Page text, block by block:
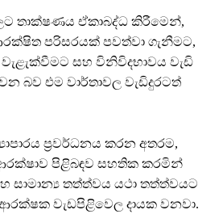
තාක්ෂණය ඒකාබද්ධ කිරීමෙන්,
පරිසරයක් පවත්වා ගැනීමට,
සහ විනිවිදභාවය වැඩි
බව එම වාර්තාවල වැඩිදුරටත්
ප්‍රවර්ධනය කරන අතරම,
පිළිබඳව සහතික කරමින්
සාමාන්‍ය තත්ත්වය යථා තත්ත්වයට
වැඩපිළිවෙල දායක වනවා.